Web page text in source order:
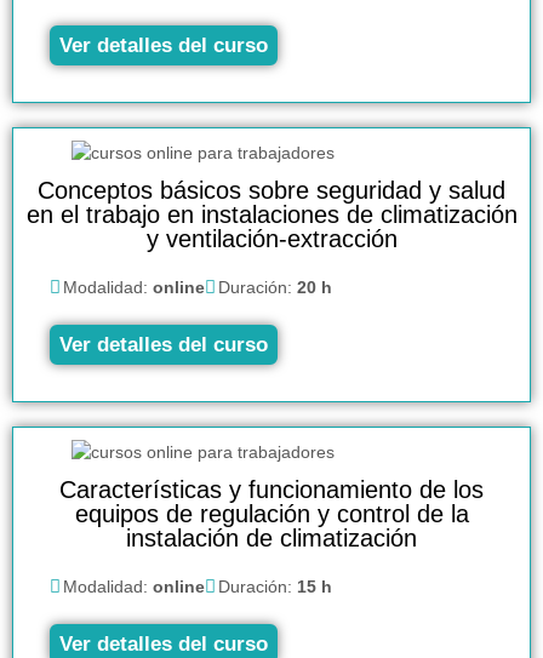
Ver detalles del curso
Conceptos básicos sobre seguridad y salud
en el trabajo en instalaciones de climatización
y ventilación-extracción
Modalidad: online Duración: 20 h
Ver detalles del curso
Características y funcionamiento de los
equipos de regulación y control de la
instalación de climatización
Modalidad: online Duración: 15 h
Ver detalles del curso